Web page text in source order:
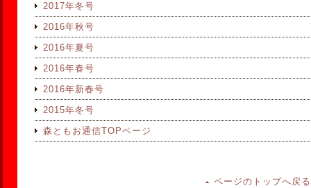
2017年冬号
2016年秋号
2016年夏号
2016年春号
2016年新春号
2015年冬号
森ともお通信TOPページ
ページのトップへ戻る